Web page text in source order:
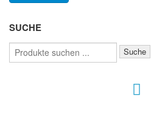
SUCHE
Suchen
nach:
Suche